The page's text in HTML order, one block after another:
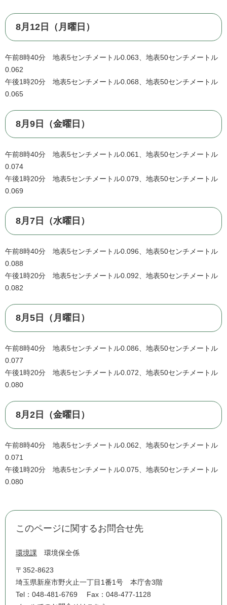
8月12日（月曜日）
午前8時40分 地表5センチメートル0.063、地表50センチメートル
0.062
午後1時20分 地表5センチメートル0.068、地表50センチメートル
0.065
8月9日（金曜日）
午前8時40分 地表5センチメートル0.061、地表50センチメートル
0.074
午後1時20分 地表5センチメートル0.079、地表50センチメートル
0.069
8月7日（水曜日）
午前8時40分 地表5センチメートル0.096、地表50センチメートル
0.088
午後1時20分 地表5センチメートル0.092、地表50センチメートル
0.082
8月5日（月曜日）
午前8時40分 地表5センチメートル0.086、地表50センチメートル
0.077
午後1時20分 地表5センチメートル0.072、地表50センチメートル
0.080
8月2日（金曜日）
午前8時40分 地表5センチメートル0.062、地表50センチメートル
0.071
午後1時20分 地表5センチメートル0.075、地表50センチメートル
0.080
このページに関するお問合せ先
環境課 環境保全係
〒352-8623
埼玉県新座市野火止一丁目1番1号 本庁舎3階
Tel：048-481-6769
Fax：048-477-1128